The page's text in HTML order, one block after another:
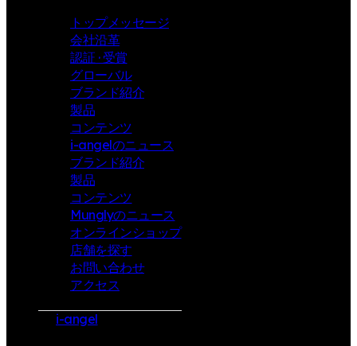
トップメッセージ
会社沿革
認証 · 受賞
グローバル
ブランド紹介
製品
コンテンツ
i-angelのニュース
ブランド紹介
製品
コンテンツ
Munglyのニュース
オンラインショップ
店舗を探す
お問い合わせ
アクセス
i-angel